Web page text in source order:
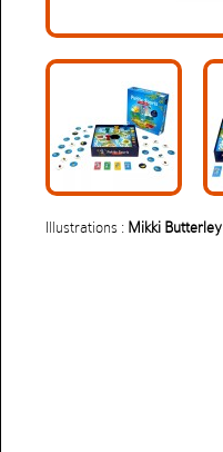
Illustrations : Mikki Butterley